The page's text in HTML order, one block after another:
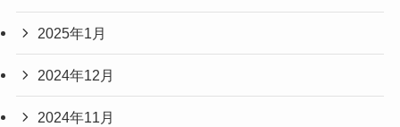
2025年1月
2024年12月
2024年11月